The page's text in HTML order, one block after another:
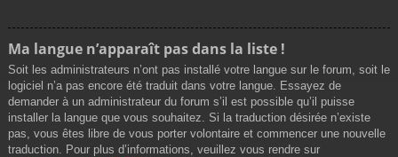
Ma langue n’apparaît pas dans la liste !
Soit les administrateurs n’ont pas installé votre langue sur le forum, soit le
logiciel n’a pas encore été traduit dans votre langue. Essayez de
demander à un administrateur du forum s’il est possible qu’il puisse
installer la langue que vous souhaitez. Si la traduction désirée n’existe
pas, vous êtes libre de vous porter volontaire et commencer une nouvelle
traduction. Pour plus d’informations, veuillez vous rendre sur